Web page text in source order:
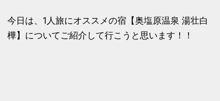
今日は、1人旅にオススメの宿【奥塩原温泉 湯壮白
樺】についてご紹介して行こうと思います！！